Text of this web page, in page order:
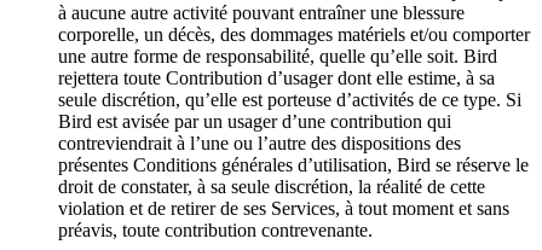
à aucune autre activité pouvant entraîner une blessure
corporelle, un décès, des dommages matériels et/ou comporter
une autre forme de responsabilité, quelle qu’elle soit. Bird
rejettera toute Contribution d’usager dont elle estime, à sa
seule discrétion, qu’elle est porteuse d’activités de ce type. Si
Bird est avisée par un usager d’une contribution qui
contreviendrait à l’une ou l’autre des dispositions des
présentes Conditions générales d’utilisation, Bird se réserve le
droit de constater, à sa seule discrétion, la réalité de cette
violation et de retirer de ses Services, à tout moment et sans
préavis, toute contribution contrevenante.